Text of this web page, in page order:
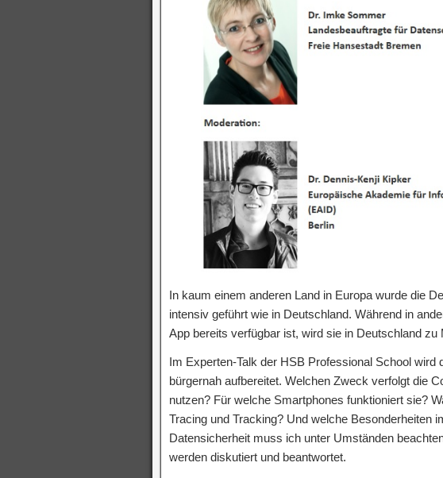
In kaum einem anderen Land in Europa wurde die
intensiv geführt wie in Deutschland. Während in
App bereits verfügbar ist, wird sie in Deutschland zu
Im Experten-Talk der HSB Professional School wird
bürgernah aufbereitet. Welchen Zweck verfolgt die
nutzen? Für welche Smartphones funktioniert sie?
Tracing und Tracking? Und welche Besonderheiten
Datensicherheit muss ich unter Umständen
werden diskutiert und beantwortet.